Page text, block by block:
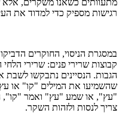
מתעוותים כשאנו משקרים,
רגישות מספיק כדי למדוד את
במסגרת הניסוי, החוקרים
קבוצות שרירי פנים: שרירי
הגבות. הנסיינים נתבקשו לשבת
שהשמיעו את המילים "קו" או
"עץ", או שמע "עץ" ואמר "קו",
צריך לנסות ולזהות השקר.